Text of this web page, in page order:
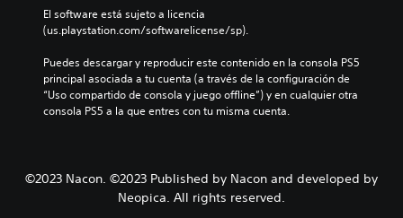
El software está sujeto a licencia
(us.playstation.com/softwarelicense/sp).
Puedes descargar y reproducir este contenido en la consola PS5
principal asociada a tu cuenta (a través de la configuración de
“Uso compartido de consola y juego offline”) y en cualquier otra
consola PS5 a la que entres con tu misma cuenta.
©2023 Nacon. ©2023 Published by Nacon and developed by
Neopica. All rights reserved.